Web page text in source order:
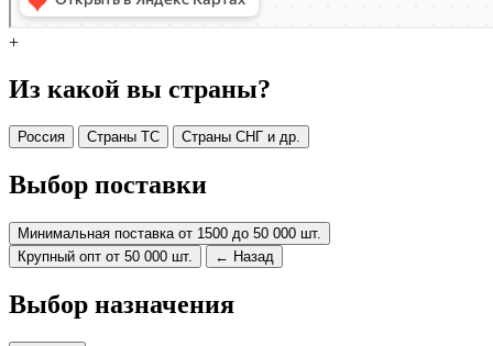
+
Из какой вы страны?
Россия Страны ТС Страны СНГ и др.
Выбор поставки
Минимальная поставка от 1500 до 50 000 шт.
Крупный опт от 50 000 шт.
← Назад
Выбор назначения